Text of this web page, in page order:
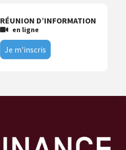
RÉUNION D’INFORMATION
en ligne
Je m'inscris